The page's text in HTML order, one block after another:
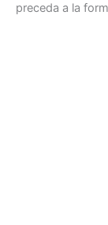
preceda a la